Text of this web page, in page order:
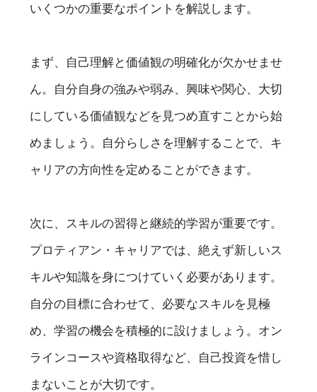
いくつかの重要なポイントを解説します。
まず、自己理解と価値観の明確化が欠かせませ
ん。自分自身の強みや弱み、興味や関心、大切
にしている価値観などを見つめ直すことから始
めましょう。自分らしさを理解することで、キ
ャリアの方向性を定めることができます。
次に、スキルの習得と継続的学習が重要です。
プロティアン・キャリアでは、絶えず新しいス
キルや知識を身につけていく必要があります。
自分の目標に合わせて、必要なスキルを見極
め、学習の機会を積極的に設けましょう。オン
ラインコースや資格取得など、自己投資を惜し
まないことが大切です。